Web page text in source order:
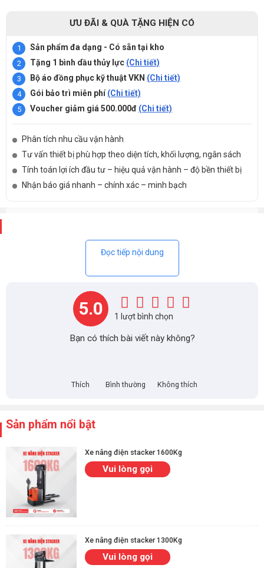
ƯU ĐÃI & QUÀ TẶNG HIỆN CÓ
Sản phẩm đa dạng - Có sẵn tại kho
Tặng 1 bình dầu thủy lực (Chi tiết)
Bộ áo đồng phục kỹ thuật VKN (Chi tiết)
Gói bảo trì miễn phí (Chi tiết)
Voucher giảm giá 500.000đ (Chi tiết)
Phân tích nhu cầu vận hành
Tư vấn thiết bị phù hợp theo diện tích, khối lượng, ngân sách
Tính toán lợi ích đầu tư – hiệu quả vận hành – độ bền thiết bị
Nhận báo giá nhanh – chính xác – minh bạch
Đọc tiếp nội dung
5.0 1 lượt bình chọn
Bạn có thích bài viết này không?
Thích Bình thường Không thích
Sản phẩm nổi bật
Xe nâng điện stacker 1600Kg
Vui lòng gọi
Xe nâng điện stacker 1300Kg
Vui lòng gọi